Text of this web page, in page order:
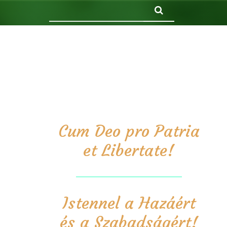
Cum Deo pro Patria
et Libertate!
Istennel a Hazáért
és a Szabadságért!